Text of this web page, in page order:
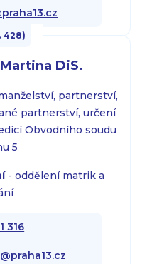
428)
DiS.
partnerství,
partnerství, určení
Obvodního soudu
5
- oddělení matrik a
316